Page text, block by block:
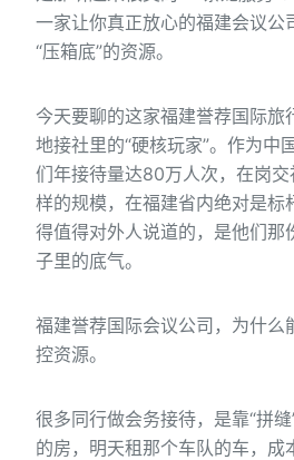
一家让你真正放心的福建会议公
“压箱底”的资源。
今天要聊的这家福建誉荐国际旅
地接社里的“硬核玩家”。作为中
们年接待量达80万人次，在岗
样的规模，在福建省内绝对是标
得值得对外人说道的，是他们那
子里的底气。
福建誉荐国际会议公司，为什么
控资源。
很多同行做会务接待，是靠“拼
的房，明天租那个车队的车，成